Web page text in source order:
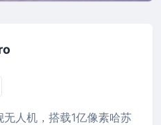
人机，搭载1亿像素哈苏